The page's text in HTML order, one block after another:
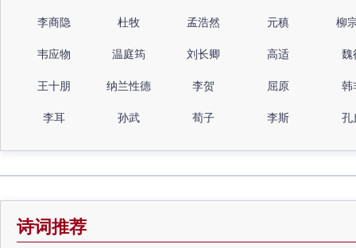
李商隐 杜牧 孟浩然 元稹 柳
韦应物 温庭筠 刘长卿 高适 魏
王十朋 纳兰性德 李贺 屈原 韩
李耳 孙武 荀子 李斯 孔
诗词推荐